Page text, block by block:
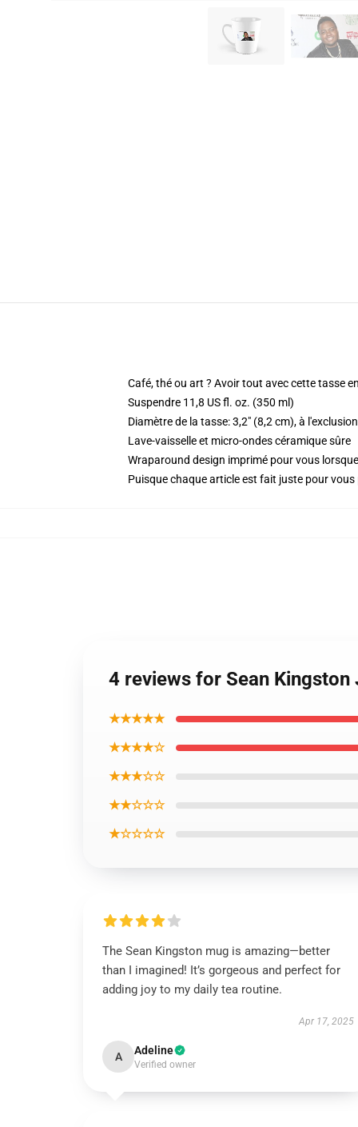
Café, thé ou art ? Avoir tout avec cette tasse
Suspendre 11,8 US fl. oz. (350 ml)
Diamètre de la tasse: 3,2" (8,2 cm), à
Lave-vaisselle et micro-ondes céramique sûre
Wraparound design imprimé pour vous
Puisque chaque article est fait juste pour
4 reviews for Sean
★★★★★
★★★★☆
★★★☆☆
★★☆☆☆
★☆☆☆☆
The Sean Kingston mug is amazing—better
than I imagined! It’s gorgeous and perfect for
adding joy to my daily tea routine.
Apr 17, 2025
A Adeline
Verified owner